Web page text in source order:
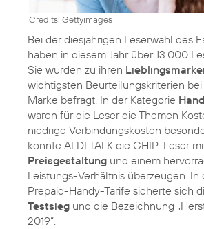
Credits: Gettyimages
Bei der diesjährigen Leserwahl des
haben in diesem Jahr über 13.000
Sie wurden zu ihren
wichtigsten Beurteilungskriterien
Marke befragt. In der Kategorie
waren für die Leser die Themen
niedrige Verbindungskosten
konnte ALDI TALK die CHIP-Leser
Preisgestaltung und einem
Leistungs-Verhältnis überzeugen. In
Prepaid-Handy-Tarife sicherte sich
Testsieg und die Bezeichnung
2019“.